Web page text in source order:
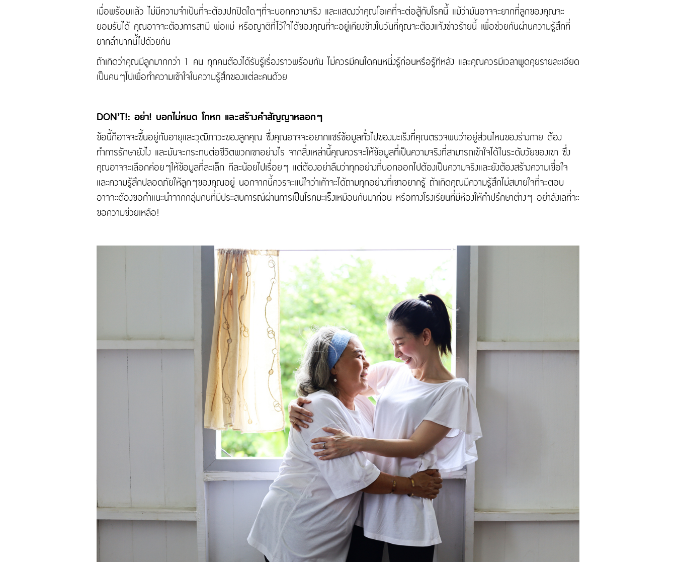
เมื่อพร้อมแล้ว ไม่มีความจำเป้นที่จะต้องปกปิดใดๆที่จะบอกความจริง และแสดงว่าคุณโอเคที่จะต่อสู้กับโรคนี้ แม้ว่ามันอาจจะยากที่ลูกของคุณจะ
ยอมรับได้ คุณอาจจะต้องการสามี พ่อแม่ หรือญาติที่ไว้ใจได้ของคุณที่จะอยู่เคียงข้างในวันที่คุณจะต้องแจ้งข่าวร้ายนี้ เพื่อช่วยกันผ่านความรู้สึกที่
ยากลำบากนี้ไปด้วยกัน
ถ้าเกิดว่าคุณมีลูกมากกว่า 1 คน ทุกคนต้องได้รับรู้เรื่องราวพร้อมกัน ไม่ควรมีคนใดคนหนี่งรู้ก่อนหรือรู้ทีหลัง และคุณควรมีเวลาพูดคุยรายละเอียด
เป็นคนๆไปเพื่อทำความเข้าใจในความรู้สึกของแต่ละคนด้วย
DON’T!: อย่า! บอกไม่หมด โกหก และสร้างคำสัญญาหลอกๆ
ข้อนี้ก็อาจจะขึ้นอยู่กับอายุและวุฒิภาวะของลูกคุณ ซึ่งคุณอาจจะอยากแชร์ข้อมูลทั่วไปของมะเร็งที่คุณตรวจพบว่าอยู่ส่วนไหนของร่างกาย ต้อง
ทำการรักษายังไง และมันจะกระทบต่อชีวิตพวกเขาอย่างไร จากสิ่งเหล่านี้คุณควรจะให้ข้อมูลที่เป็นความจริงที่สามารถเข้าใจได้ในระดับวัยของเขา ซึ่ง
คุณอาจจะเลือกค่อยๆให้ข้อมูลที่ละเล็ก ทีละน้อยไปเรื่อยๆ แต่ต้องอย่าลืมว่าทุกอย่างที่บอกออกไปต้องเป็นความจริงและยังต้องสร้างความเชื่อใจ
และความรู้สึกปลอดภัยให้ลูกๆของคุณอยู่ นอกจากนี้ควรจะแน่ใจว่าเค้าจะได้ถามทุกอย่างที่เขาอยากรู้ ถ้าเกิดคุณมีความรู้สึกไม่สบายใจที่จะตอบ
อาจจะต้องขอคำแนะนำจากกลุ่มคนที่มีประสบการณ์ผ่านการเป็นโรคมะเร็งเหมือนกันมาก่อน หรือทางโรงเรียนที่มีห้องให้คำปรึกษาต่างๆ อย่าลังเลที่จะ
ขอความช่วยเหลือ!